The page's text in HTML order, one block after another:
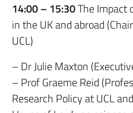
14:00 – 15:30The Impact
in the UK and abroad
UCL)
– Dr Julie Maxton
– Prof Graeme Reid
Research Policy at UCL